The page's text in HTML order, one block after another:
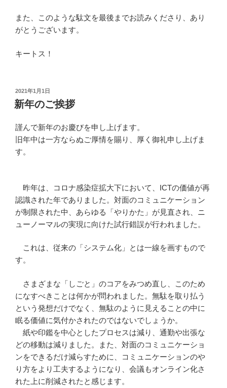
また、このような駄文を最後までお読みくださり、あり
がとうございます。
キートス！
投
稿
日:
2021年1月1日
新年のご挨拶
謹んで新年のお慶びを申し上げます。
旧年中は一方ならぬご厚情を賜り、厚く御礼申し上げま
す。
昨年は、コロナ感染症拡大下において、ICTの価値が再
認識された年でありました。対面のコミュニケーション
が制限された中、あらゆる「やりかた」が見直され、ニ
ューノーマルの実現に向けた試行錯誤が行われました。
これは、従来の「システム化」とは一線を画すもので
す。
さまざまな「しごと」のコアをみつめ直し、このため
になすべきことは何かが問われました。無駄を取り払う
という発想だけでなく、無駄のように見えることの中に
眠る価値に気付かされたのではないでしょうか。
紙や印鑑を中心としたプロセスは減り、通勤や出張な
どの移動は減りました。また、対面のコミュニケーショ
ンをできるだけ減らすために、コミュニケーションのや
り方をより工夫するようになり、会議もオンライン化さ
れた上に削減されたと感じます。